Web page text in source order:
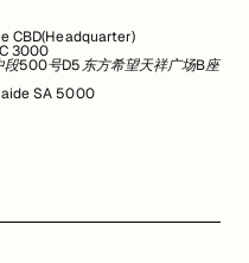
CBD(Headquarter)
3000
段500号D5东方希望天祥广场B座
SA 5000